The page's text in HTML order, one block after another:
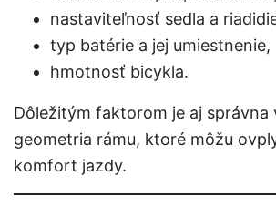
nastaviteľnosť sedla a
typ batérie a jej umiestnenie,
hmotnosť bicykla.
Dôležitým faktorom je aj správna
geometria rámu, ktoré môžu
komfort jazdy.